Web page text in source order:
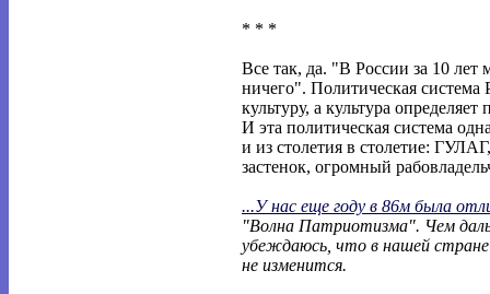
* * *
Все так, да. "В России за 10 лет
ничего". Политическая система
культуру, а культура
И эта политическая система
и из столетия в столетие:
застенок, огромный
...У нас еще году в 86м была
"Волна Патриотизма". Чем
убеждаюсь, что в нашей стране
не изменится.